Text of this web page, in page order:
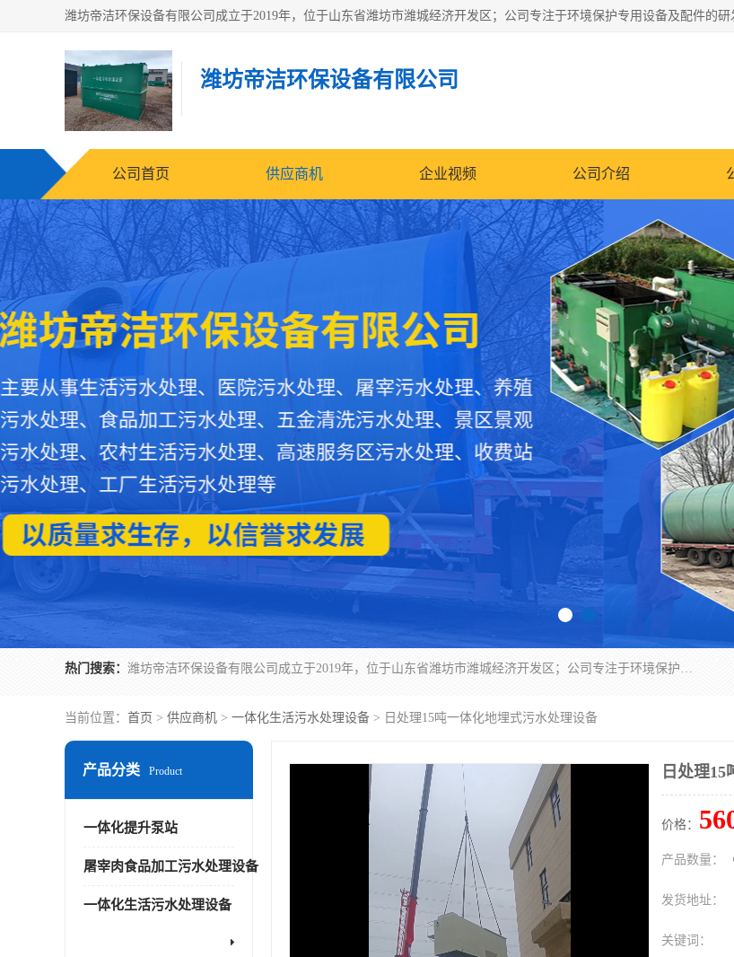
潍坊帝洁环保设备有限公司
公司首页 供应商机 企业视频 公司介绍
热门搜索： 潍坊帝洁环保设备有限公司成立于2019年，位于山东省潍坊市潍城经济开发区；公司专注于环境保护专用设备及配件的研发、生产、安装与销售，同时涉及医用消毒设备、机电设备和仪器仪表的销售。此外，公司提供环保工程施工、环保技术研发与转让、技术服务以及环境工程专项设计服务，致力于为客户提供全面的环保解决方案，助力绿色可持续发展。
当前位置： 首页 > 供应商机 > 一体化生活污水处理设备 > 日处理15吨一体化地埋式污水处理设备
产品分类 Product
一体化提升泵站
屠宰肉食品加工污水处理设备
一体化生活污水处理设备
日处理
价格：
产品数量：
发货地址：
关键词：